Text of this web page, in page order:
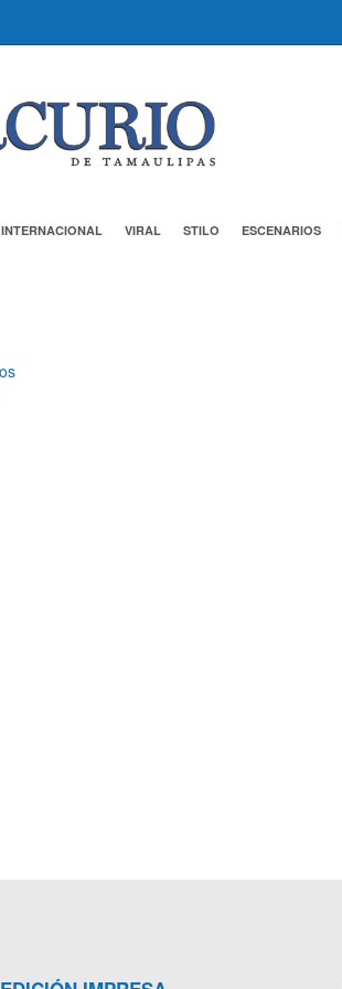
INTERNACIONAL VIRAL STILO ESCENARIOS